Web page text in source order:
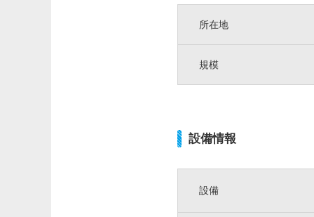
所在地
規模
設備情報
設備